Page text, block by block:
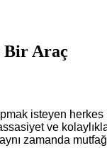
Bir Araç
isteyen
ve
zamanda